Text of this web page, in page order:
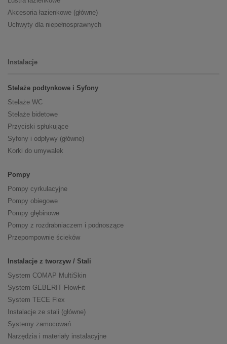
Akcesoria łazienkowe (główne)
Uchwyty dla niepełnosprawnych
Instalacje
Stelaże podtynkowe i Syfony
Stelaże WC
Stelaże bidetowe
Przyciski spłukujące
Syfony i odpływy (główne)
Korki do umywalek
Pompy
Pompy cyrkulacyjne
Pompy obiegowe
Pompy głębinowe
Pompy z rozdrabniaczem i podnoszące
Przepompownie ścieków
Instalacje z tworzyw / Stali
System COMAP MultiSkin
System GEBERIT FlowFit
System TECE Flex
Instalacje ze stali (główne)
Systemy zamocowań
Narzędzia i materiały instalacyjne